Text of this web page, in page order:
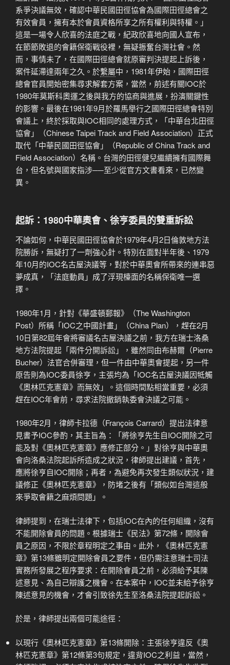
系爭決議無效，確認中華民國田徑協會為國際田徑總會之
有效會員，擁有本於會員資格所享之所有權利與特權。」
這是一場令人欣喜的法庭之戰，紀政欣喜地向國人宣布，
在節節敗退的會籍保衛戰役裡，無疑振奮台灣社會。然
而，事情未了，在國際田徑總會就原審判決提起上訴後，
案件延滯達兩年之久。於繫屬中，1981年伊始，國際田徑
總會官員開始密集尋求解套方案，當然，前述有關IOC於
1980年莫斯科奧運之後與我方的協商與進展，扮演關鍵性
的影響。最後在1981年9月於羅馬舉行之國際田徑總會特別
會議上，終於採取與IOC相同的處理方式，「中華台北田徑
協會」（Chinese Taipei Track and Field Association）正式
取代「中華民國田徑協會」（Republic of China Track and
Field Association）名稱。台灣的田徑健兒繼續擁有國際舞
台，但名號與國家指涉──至少從官方文書看來，已然變
異。
起訴：1980中華奧會、徐亨委員的雙重訴訟
不論如何，中華民國田徑協會於1979年4月2日倫敦地方法
院勝訴，無疑打了一劑強心針。特別在面對半年後、1979
年10月的IOC名古屋決議等，對於中華奧會所帶來的連串惡
夢成真，「法庭動員」成了浮現檯面的名稱保衛唯一選
擇。
1980年1月，針對《華盛頓郵報》（The Washington
Post）所稱「IOC之中國計畫」（China Plan），趕在2月
10日第82屆年會將審議名古屋決議之前，我方在瑞士洛桑
地方法院提起「兩件分開訴訟」，雖然同由布赫爾（Pierre
Bucher）法官合併審理，但一件由中華奧會提起，另一件
原告則為IOC委員徐亨，主張均為「IOC名古屋決議因牴觸
《奧林匹克憲章》而無效」。這個時間點相當重要，必須
趕在IOC年會前，尋求法院撤銷執委會決議之可能。
1980年2月，律師卡拉德（François Carrard）提出法律意
見書予IOC參酌，其主旨為：「將徐亨先生自IOC開除之可
能及對《奧林匹克憲章》應修正部分。」對徐亨與中華奧
會向洛桑法院起訴所造成之狀況，律師提出建議，首先，
應將徐亨自IOC開除；再者，為避免再次發生類似狀況，建
議修正《奧林匹克憲章》，防堵之後有「類似如台灣這般
來爭取會籍之麻煩問題」。
律師提到，在瑞士法律下，包括IOC在內的任何組織，沒有
不能開除會員的問題。根據瑞士《民法》第72條，開除會
員之原因，不限於章程明定之事由。此外，《奧林匹克憲
章》第13條雖明定開除會員之要件，但仍需注意瑞士司法
實務所發展之程序要求：在開除會員之前，必須給予其陳
述意見、為自己辯護之機會。在本案中，IOC並未給予徐亨
陳述意見的機會，才會引致徐先生至洛桑法院提起訴訟。
於是，律師提出兩個可能途徑：
以現行《奧林匹克憲章》第13條開除：主張徐亨違反《奧
林匹克憲章》第12條第3句規定，違背IOC之利益，當然，